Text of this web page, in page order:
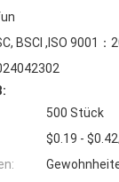
BSCI ,ISO 9001：
500 Stück
$0.19 -